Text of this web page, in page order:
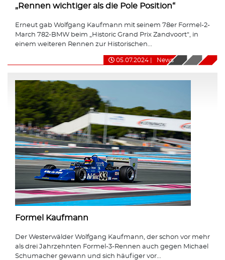
„Rennen wichtiger als die Pole Position“
Erneut gab Wolfgang Kaufmann mit seinem 78er Formel-2-
March 782-BMW beim „Historic Grand Prix Zandvoort“, in
einem weiteren Rennen zur Historischen...
05.07.2024 News
Formel Kaufmann
Der Westerwälder Wolfgang Kaufmann, der schon vor mehr
als drei Jahrzehnten Formel-3-Rennen auch gegen Michael
Schumacher gewann und sich häufiger vor...